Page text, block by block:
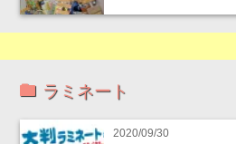
ラミネート
2020/09/30